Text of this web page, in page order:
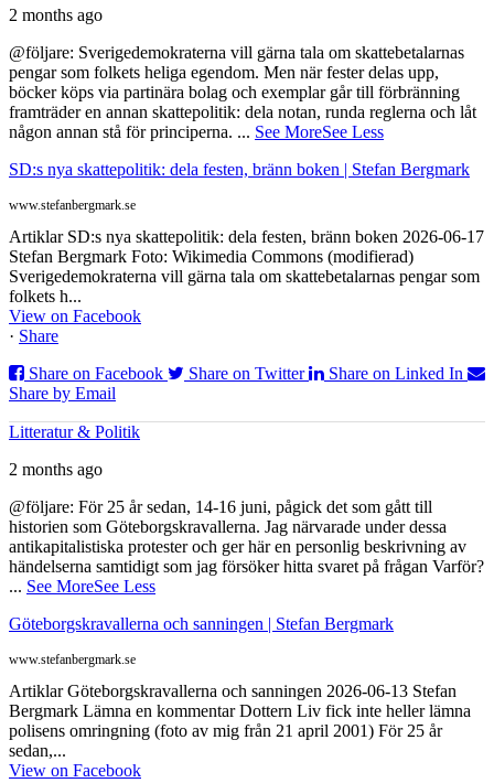
2 months ago
@följare: Sverigedemokraterna vill gärna tala om skattebetalarnas
pengar som folkets heliga egendom. Men när fester delas upp,
böcker köps via partinära bolag och exemplar går till förbränning
framträder en annan skattepolitik: dela notan, runda reglerna och låt
någon annan stå för principerna. ... See MoreSee Less
SD:s nya skattepolitik: dela festen, bränn boken | Stefan Bergmark
www.stefanbergmark.se
Artiklar SD:s nya skattepolitik: dela festen, bränn boken 2026-06-17
Stefan Bergmark Foto: Wikimedia Commons (modifierad)
Sverigedemokraterna vill gärna tala om skattebetalarnas pengar som
folkets h...
View on Facebook
· Share
Share on Facebook
Share on Twitter
Share on Linked In
Share by Email
Litteratur & Politik
2 months ago
@följare: För 25 år sedan, 14-16 juni, pågick det som gått till
historien som Göteborgskravallerna. Jag närvarade under dessa
antikapitalistiska protester och ger här en personlig beskrivning av
händelserna samtidigt som jag försöker hitta svaret på frågan Varför?
... See MoreSee Less
Göteborgskravallerna och sanningen | Stefan Bergmark
www.stefanbergmark.se
Artiklar Göteborgskravallerna och sanningen 2026-06-13 Stefan
Bergmark Lämna en kommentar Dottern Liv fick inte heller lämna
polisens omringning (foto av mig från 21 april 2001) För 25 år
sedan,...
View on Facebook